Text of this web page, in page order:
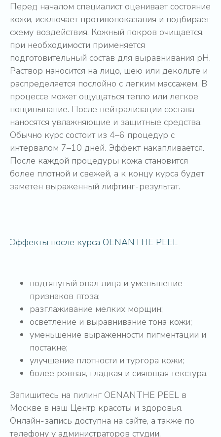
Перед началом специалист оценивает состояние
кожи, исключает противопоказания и подбирает
схему воздействия. Кожный покров очищается,
при необходимости применяется
подготовительный состав для выравнивания pH.
Раствор наносится на лицо, шею или декольте и
распределяется послойно с легким массажем. В
процессе может ощущаться тепло или легкое
пощипывание. После нейтрализации состава
наносятся увлажняющие и защитные средства.
Обычно курс состоит из 4–6 процедур с
интервалом 7–10 дней. Эффект накапливается.
После каждой процедуры кожа становится
более плотной и свежей, а к концу курса будет
заметен выраженный лифтинг-результат.
Эффекты после курса OENANTHE PEEL
подтянутый овал лица и уменьшение
признаков птоза;
разглаживание мелких морщин;
осветление и выравнивание тона кожи;
уменьшение выраженности пигментации и
постакне;
улучшение плотности и тургора кожи;
более ровная, гладкая и сияющая текстура.
Запишитесь на пилинг OENANTHE PEEL в
Москве в наш Центр красоты и здоровья.
Онлайн-запись доступна на сайте, а также по
телефону у администраторов студии.
Подробнее
Записаться
Марина Александровна Сафонова
Медицинская сестра по косметологии,
гирудотерапевт
Подробнее
Записаться
Медицинская сестра по косметологии,